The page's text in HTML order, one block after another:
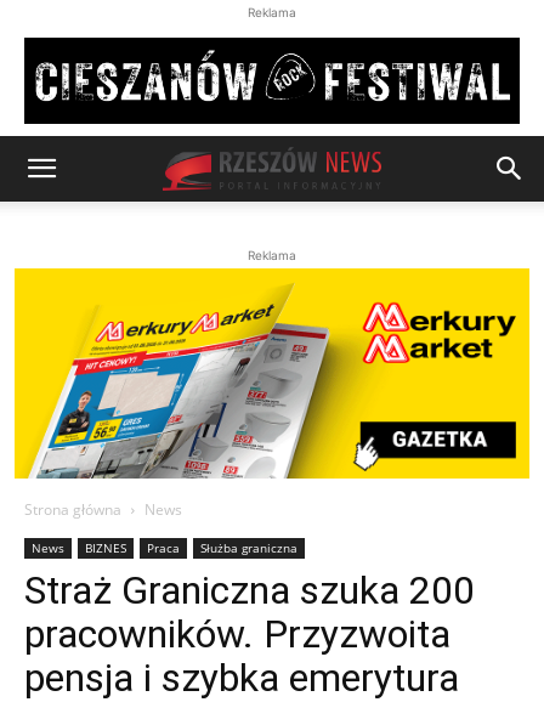
Reklama
Reklama
Strona główna News
News BIZNES Praca Służba graniczna
Straż Graniczna szuka 200
pracowników. Przyzwoita
pensja i szybka emerytura